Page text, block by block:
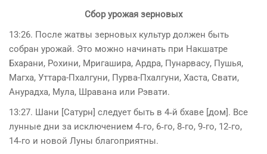
Сбор урожая зерновых
13:26. После жатвы зерновых культур должен быть
собран урожай. Это можно начинать при Накшатре
Бхарани, Рохини, Мригашира, Ардра, Пунарвасу, Пушья,
Магха, Уттара-Пхалгуни, Пурва-Пхалгуни, Хаста, Свати,
Анурадха, Мула, Шравана или Рэвати.
13:27. Шани [Сатурн] следует быть в 4‑й бхаве [дом]. Все
лунные дни за исключением 4‑го, 6‑го, 8‑го, 9‑го, 12‑го,
14‑го и новой Луны благоприятны.